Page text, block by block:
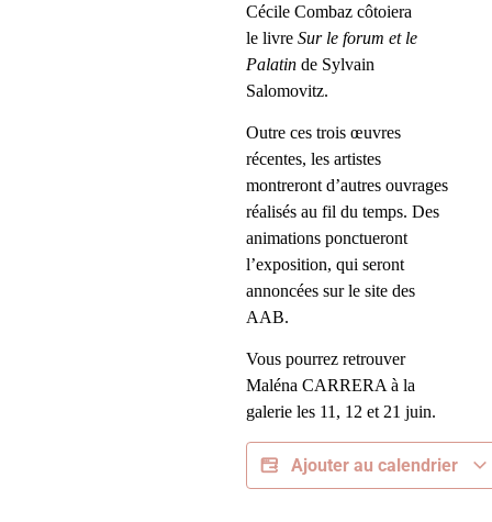
Cécile Combaz côtoiera
le livre Sur le forum et le
Palatin de Sylvain
Salomovitz.
Outre ces trois œuvres
récentes, les artistes
montreront d’autres ouvrages
réalisés au fil du temps. Des
animations ponctueront
l’exposition, qui seront
annoncées surle site des
AAB.
Vous pourrez retrouver
Maléna CARRERA à la
galerie les 11, 12 et 21 juin.
Ajouter au calendrier